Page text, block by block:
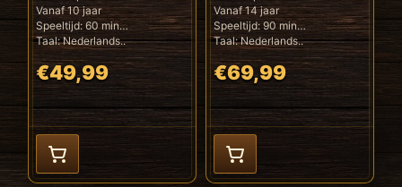
Vanaf 10 jaar
Speeltijd: 60 min
Taal: Nederlands..
€49,99
Vanaf 14 jaar
Speeltijd: 90 min
Taal: Nederlands..
€69,99